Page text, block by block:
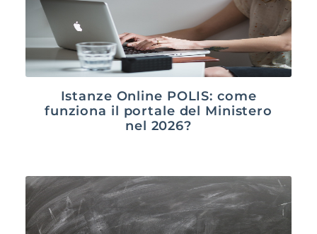
Istanze Online POLIS: come
funziona il portale del Ministero
nel 2026?